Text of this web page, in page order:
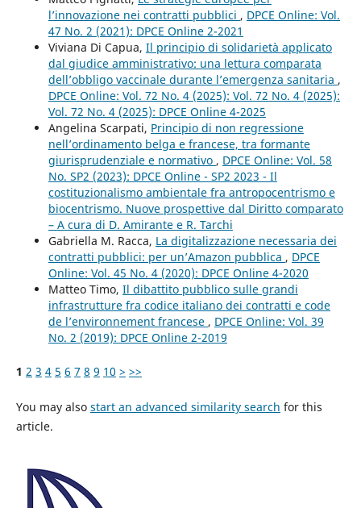
l’innovazione nei contratti pubblici , DPCE Online: Vol.
47 No. 2 (2021): DPCE Online 2-2021
Viviana Di Capua, Il principio di solidarietà applicato
dal giudice amministrativo: una lettura comparata
dell’obbligo vaccinale durante l’emergenza sanitaria ,
DPCE Online: Vol. 72 No. 4 (2025): Vol. 72 No. 4 (2025):
Vol. 72 No. 4 (2025): DPCE Online 4-2025
Angelina Scarpati, Principio di non regressione
nell’ordinamento belga e francese, tra formante
giurisprudenziale e normativo , DPCE Online: Vol. 58
No. SP2 (2023): DPCE Online - SP2 2023 - Il
costituzionalismo ambientale fra antropocentrismo e
biocentrismo. Nuove prospettive dal Diritto comparato
– A cura di D. Amirante e R. Tarchi
Gabriella M. Racca, La digitalizzazione necessaria dei
contratti pubblici: per un’Amazon pubblica , DPCE
Online: Vol. 45 No. 4 (2020): DPCE Online 4-2020
Matteo Timo, Il dibattito pubblico sulle grandi
infrastrutture fra codice italiano dei contratti e code
de l’environnement francese , DPCE Online: Vol. 39
No. 2 (2019): DPCE Online 2-2019
1 2 3 4 5 6 7 8 9 10 > >>
You may also start an advanced similarity search for this
article.